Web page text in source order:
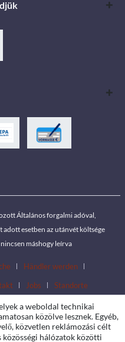
Általános forgalmi adóval,
adott esetben az utánvét költsége
máshogy leírva
Händler werden
Jobs Standorte
a weboldal technikai
közölve lesznek. Egyéb,
közvetlen reklámozási célt
közösségi hálózatok közötti